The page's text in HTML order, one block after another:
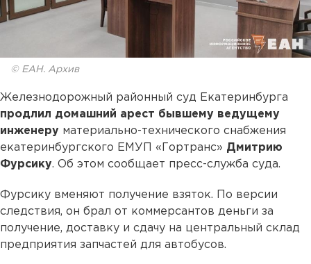
© ЕАН. Архив
Железнодорожный районный суд Екатеринбурга
продлил домашний арест бывшему ведущему
инженеру материально-технического снабжения
екатеринбургского ЕМУП «Гортранс» Дмитрию
Фурсику. Об этом сообщает пресс-служба суда.
Фурсику вменяют получение взяток. По версии
следствия, он брал от коммерсантов деньги за
получение, доставку и сдачу на центральный склад
предприятия запчастей для автобусов.